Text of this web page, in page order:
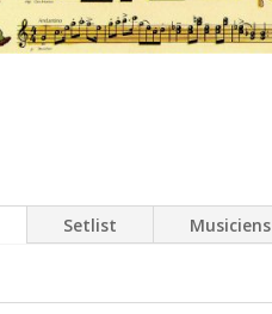
Setlist Musiciens